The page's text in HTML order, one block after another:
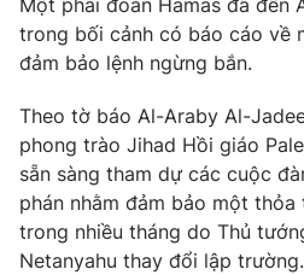
Một phái đoàn Hamas đã đến
trong bối cảnh có báo cáo về
đảm bảo lệnh ngừng bắn.
Theo tờ báo Al-Araby Al-
phong trào Jihad Hồi giáo
sẵn sàng tham dự các cuộc
phán nhằm đảm bảo một
trong nhiều tháng do Thủ
Netanyahu thay đổi lập trường.